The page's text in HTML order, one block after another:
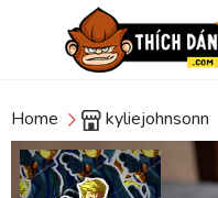
Home kyliejohnsonn